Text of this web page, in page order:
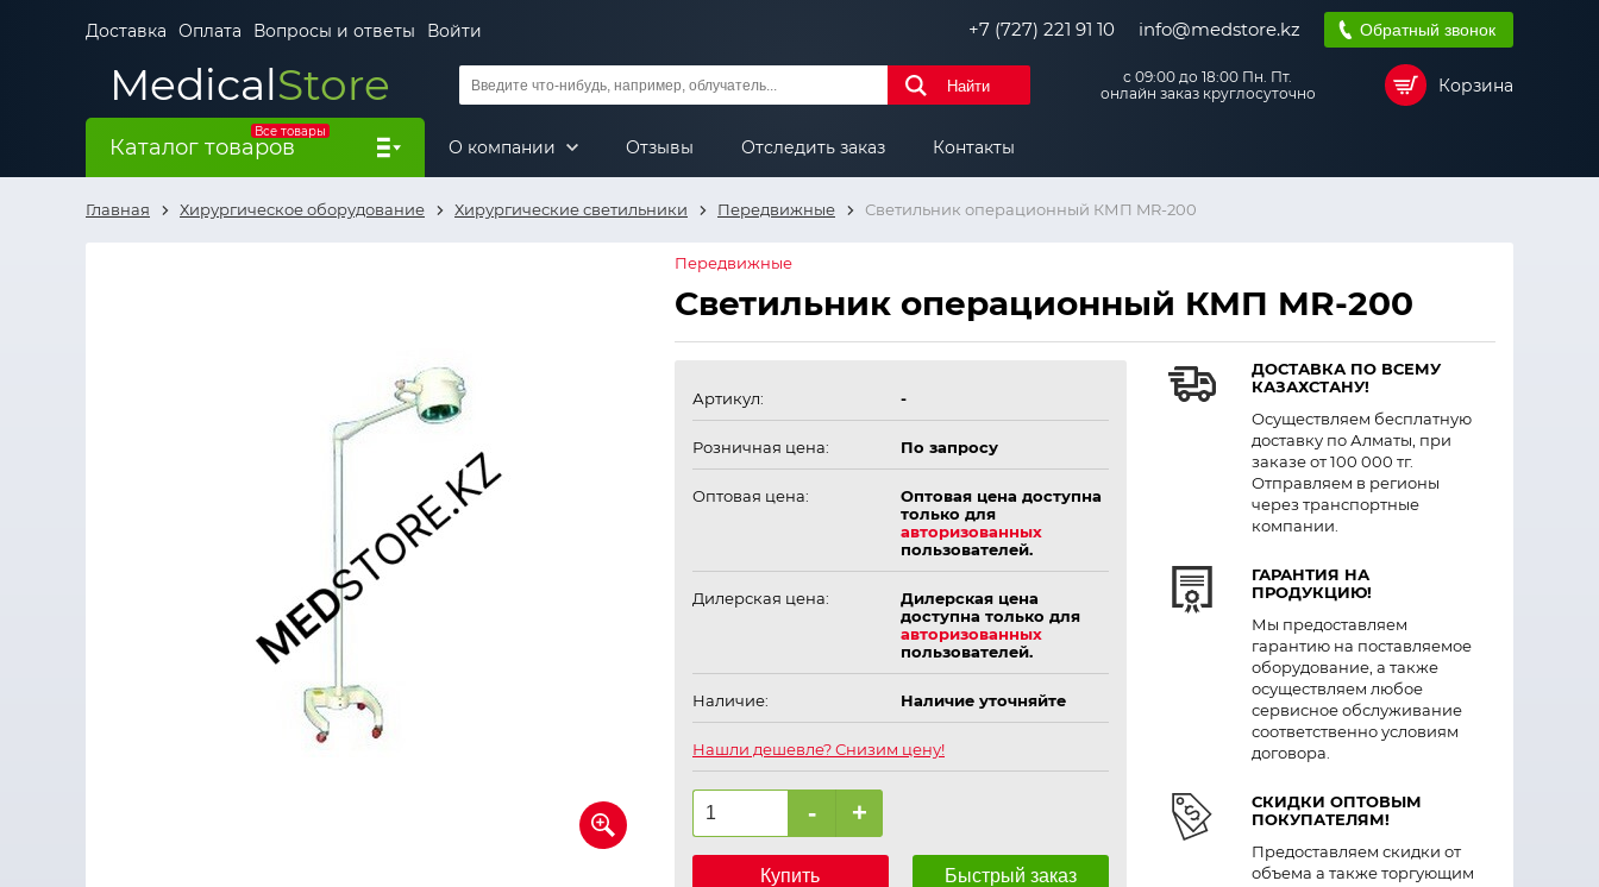
Доставка Оплата Вопросы и ответы Войти +7 (727) 221 91 10 info@medstore.kz Обратный звонок
MedicalStore Найти
с 09:00 до 18:00 Пн. Пт.
онлайн заказ круглосуточно
Корзина
Все товары
Каталог товаров О компании Отзывы Отследить заказ Контакты
Главная Хирургическое оборудование Хирургические светильники Передвижные Светильник операционный КМП MR-200
Передвижные
Светильник операционный КМП MR-200
Артикул: -
Розничная цена: По запросу
Оптовая цена:
Оптовая цена доступна
только для
авторизованных
пользователей.
Дилерская цена:
Дилерская цена
доступна только для
авторизованных
пользователей.
Наличие: Наличие уточняйте
Нашли дешевле? Снизим цену!
- +
Купить Быстрый заказ
ДОСТАВКА ПО ВСЕМУ
КАЗАХСТАНУ!
Осуществляем бесплатную
доставку по Алматы, при
заказе от 100 000 тг.
Отправляем в регионы
через транспортные
компании.
ГАРАНТИЯ НА
ПРОДУКЦИЮ!
Мы предоставляем
гарантию на поставляемое
оборудование, а также
осуществляем любое
сервисное обслуживание
соответственно условиям
договора.
СКИДКИ ОПТОВЫМ
ПОКУПАТЕЛЯМ!
Предоставляем скидки от
объема а также торгующим